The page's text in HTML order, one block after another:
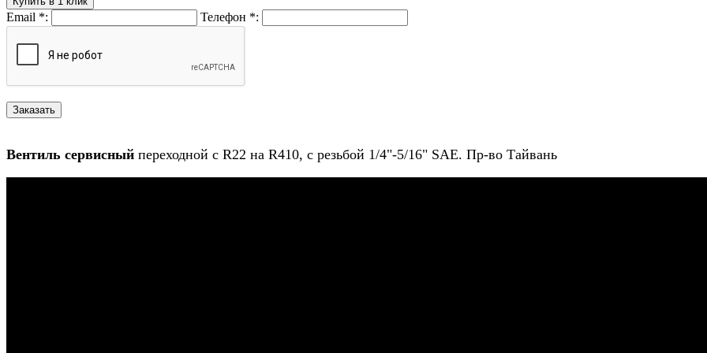
Email *: Телефон *:
Вентиль сервисный переходной с R22 на R410, с резьбой 1/4"-5/16" SAE. Пр-во Тайвань